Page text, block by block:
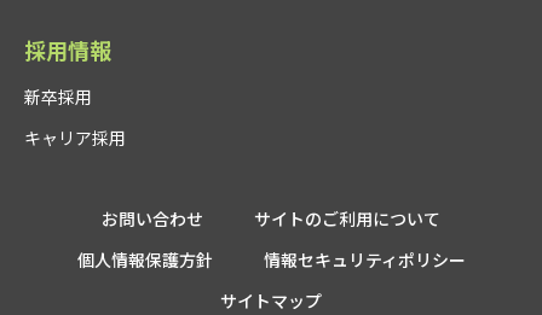
採用情報
新卒採用
キャリア採用
お問い合わせ
サイトのご利用について
個人情報保護方針
情報セキュリティポリシー
サイトマップ